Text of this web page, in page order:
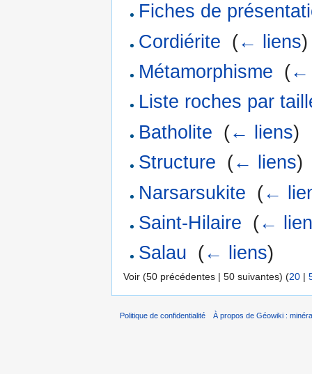
Fiches de
Cordiérite (← liens)
Métamorphisme (←
Liste roches par
Batholite (← liens)
Structure (← liens)
Narsarsukite (←
Saint-Hilaire (←
Salau (← liens)
Voir (50 précédentes | 50 suivantes) (20 |
Politique de confidentialité À propos de Géowiki :